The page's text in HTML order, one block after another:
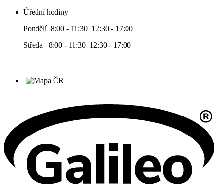
Úřední hodiny
Pondělí 8:00 - 11:30 12:30 - 17:00
Středa 8:00 - 11:30 12:30 - 17:00